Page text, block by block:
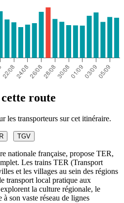
route
les transporteurs sur cet itinéraire.
TGV
nationale française, propose TER,
Les trains TER (Transport
et les villages au sein des régions
transport local pratique aux
la culture régionale, le
à son vaste réseau de lignes